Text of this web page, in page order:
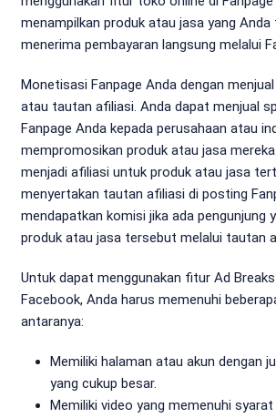
menampilkan produk atau jasa yang Anda
menerima pembayaran langsung melalui
Monetisasi Fanpage Anda dengan
atau tautan afiliasi. Anda dapat menjual
Fanpage Anda kepada perusahaan atau
mempromosikan produk atau jasa
menjadi afiliasi untuk produk atau jasa
menyertakan tautan afiliasi di posting
mendapatkan komisi jika ada pengunjung
produk atau jasa tersebut melalui tautan
Untuk dapat menggunakan fitur Ad
Facebook, Anda harus memenuhi
antaranya:
Memiliki halaman atau akun dengan
yang cukup besar.
Memiliki video yang memenuhi